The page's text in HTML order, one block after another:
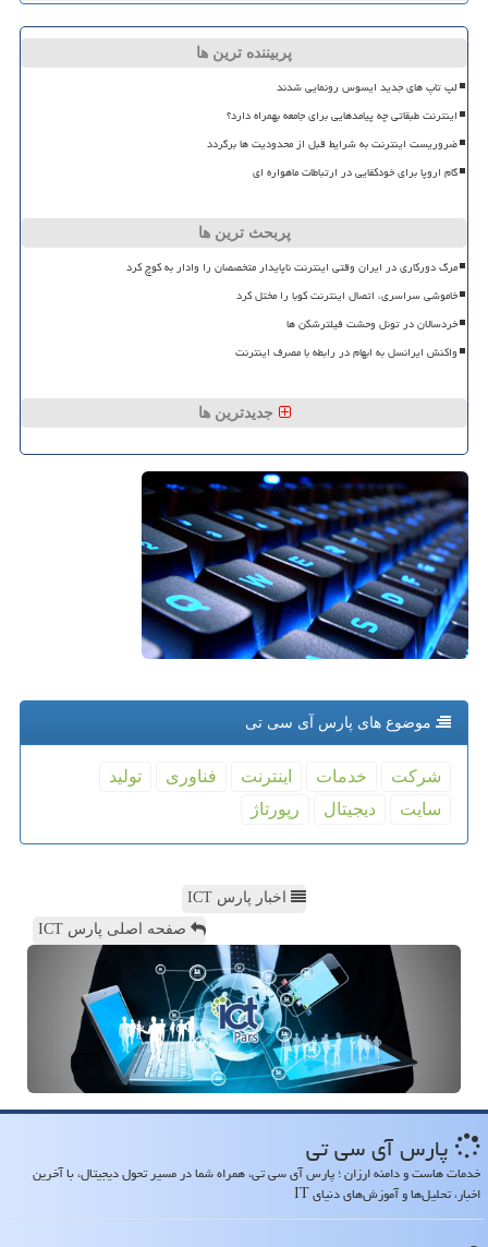
پربیننده ترین ها
لپ تاپ های جدید ایسوس رونمایی شدند
اینترنت طبقاتی چه پیامدهایی برای جامعه بهمراه دارد؟
ضروریست اینترنت به شرایط قبل از محدودیت ها برگردد
گام اروپا برای خودکفایی در ارتباطات ماهواره ای
پربحث ترین ها
مرگ دورکاری در ایران وقتی اینترنت ناپایدار متخصصان را وادار به کوچ کرد
خاموشی سراسری، اتصال اینترنت کوبا را مختل کرد
خردسالان در تونل وحشت فیلترشکن ها
واکنش ایرانسل به ابهام در رابطه با مصرف اینترنت
جدیدترین ها
موضوع های پارس آی سی تی
شركت خدمات اینترنت فناوری
تولید
سایت
دیجیتال رپورتاژ
اخبار پارس ICT
صفحه اصلی پارس ICT
پارس آی سی تی
خدمات هاست و دامنه ارزان ؛ پارس آی سی تی، همراه شما در مسیر تحول دیجیتال، با آخرین
اخبار، تحلیل‌ها و آموزش‌های دنیای IT